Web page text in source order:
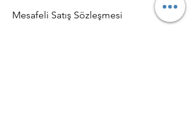
Mesafeli Satış Sözleşmesi